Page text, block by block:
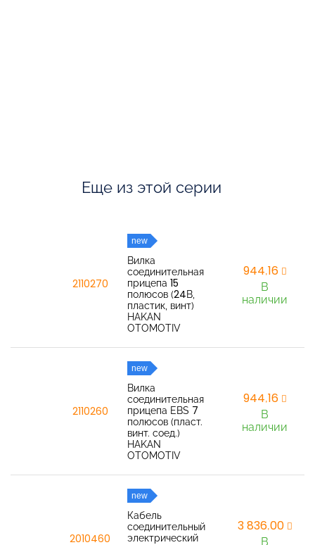
Еще из этой серии
2110270
new
Вилка
соединительная
прицепа 15
полюсов (24В,
пластик, винт)
HAKAN
OTOMOTIV
944,16
В
наличии
2110260
new
Вилка
соединительная
прицепа EBS 7
полюсов (пласт.
винт. соед.)
HAKAN
OTOMOTIV
944,16
В
наличии
2010460
new
Кабель
соединительный
электрический
3 836,00
В